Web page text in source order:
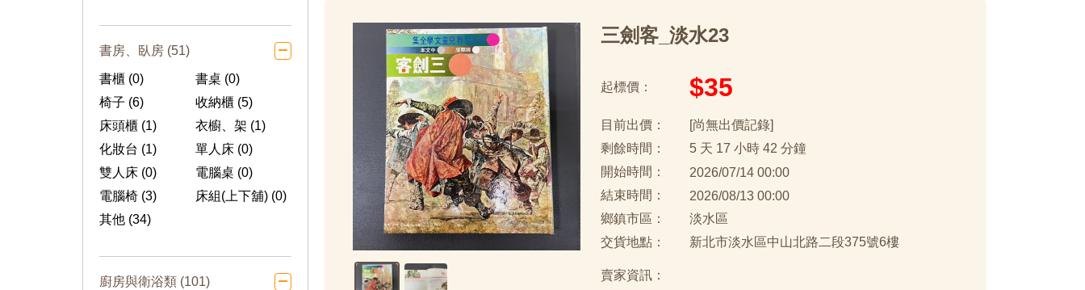
書房、臥房 (51)
書櫃 (0)
書桌 (0)
椅子 (6)
收納櫃 (5)
床頭櫃 (1)
衣櫥、架 (1)
化妝台 (1)
單人床 (0)
雙人床 (0)
電腦桌 (0)
電腦椅 (3)
床組(上下舖) (0)
其他 (34)
廚房與衛浴類 (101)
三劍客_淡水23
起標價： $35
目前出價：
[尚無出價記錄]
剩餘時間：
5 天 17 小時 42 分鐘
開始時間：
2026/07/14 00:00
結束時間：
2026/08/13 00:00
鄉鎮市區：
淡水區
交貨地點：
新北市淡水區中山北路二段375號6樓
賣家資訊：